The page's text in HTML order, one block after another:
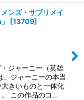
ンズ・サブリメイ
[13709]
ジャーニー（英雄
、ジャーニーの本当
きいものと一体化
この作品のコ…